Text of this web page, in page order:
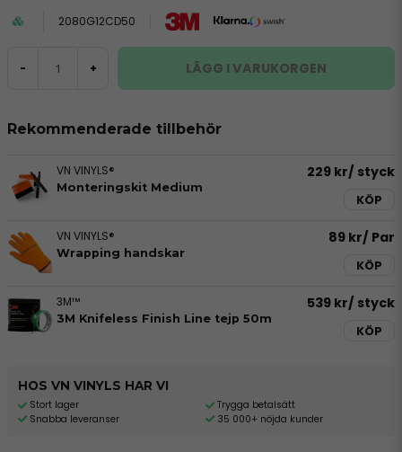
2080G12CD50
- + LÄGG I VARUKORGEN
Rekommenderade tillbehör
VN VINYLS®
Monteringskit Medium
229 kr/ styck
KÖP
VN VINYLS®
Wrapping handskar
89 kr/ Par
KÖP
3M™
3M Knifeless Finish Line tejp 50m
539 kr/ styck
KÖP
HOS VN VINYLS HAR VI
Stort lager
Snabba leveranser
Trygga betalsätt
35 000+ nöjda kunder